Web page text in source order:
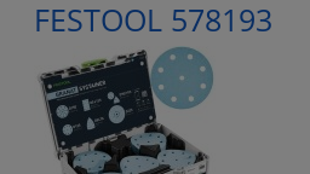
FESTOOL 578193